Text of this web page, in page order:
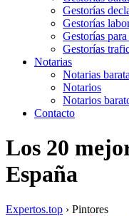
Gestorías
Gestorías
Gestorías
Gestorías
Notarias
Notarias
Notarios
Notarios
Contacto
Los 20
España
Expertos.top › Pintores